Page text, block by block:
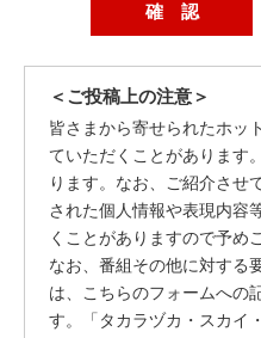
＜ご投稿上の注意＞
皆さまから寄せられたホッ
ていただくことがあります
ります。なお、ご紹介させ
された個人情報や表現内容
くことがありますので予め
なお、番組その他に対する
は、こちらのフォームへの
す。「タカラヅカ・スカ